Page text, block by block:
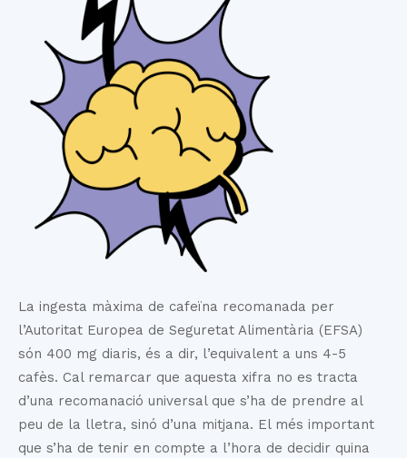
La ingesta màxima de cafeïna recomanada per
l’Autoritat Europea de Seguretat Alimentària (EFSA)
són 400 mg diaris, és a dir, l’equivalent a uns 4-5
cafès. Cal remarcar que aquesta xifra no es tracta
d’una recomanació universal que s’ha de prendre al
peu de la lletra, sinó d’una mitjana. El més important
que s’ha de tenir en compte a l’hora de decidir quina